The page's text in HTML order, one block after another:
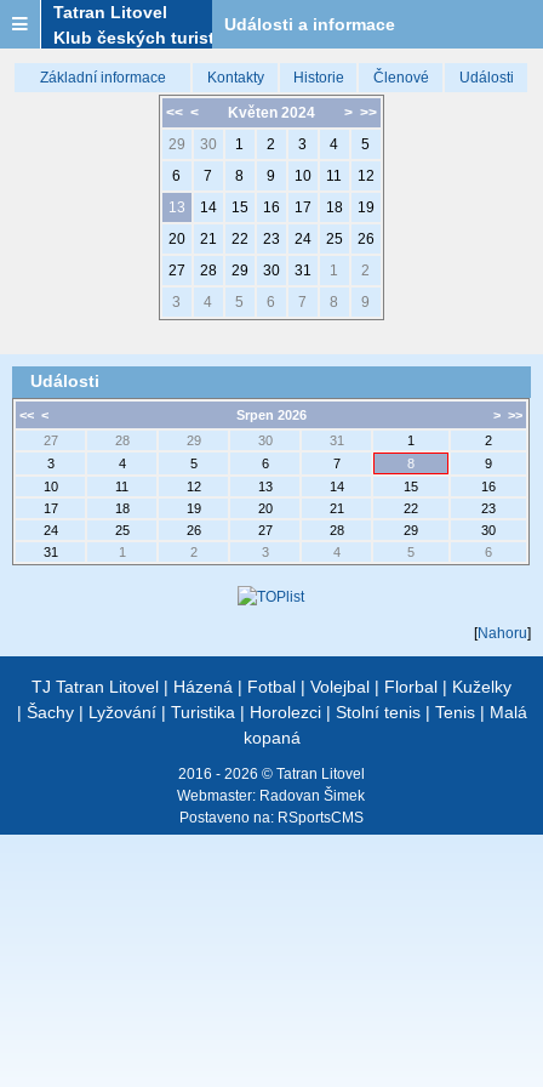
Tatran Litovel
Klub českých turistů
Události a informace
Základní informace Kontakty Historie Členové Události
<< < > >>
Květen 2024
29
30 1 2 3 4
5
6
7 8 9 10 11
12
13
14 15 16 17 18
19
20
21 22 23 24 25
26
27
28 29 30 31 1
2
3
4 5 6 7 8 9
Události
<< < > >>
Srpen 2026
27
28 29 30 31 1
2
3
4 5 6 7 8
9
10
11 12 13 14 15
16
17
18 19 20 21 22
23
24
25 26 27 28 29
30
31
1 2 3 4 5 6
[Nahoru]
TJ Tatran Litovel | Házená | Fotbal | Volejbal | Florbal | Kuželky
| Šachy| Lyžování| Turistika | Horolezci| Stolní tenis| Tenis| Malá
kopaná
2016 - 2026 © Tatran Litovel
Webmaster: Radovan Šimek
Postaveno na: RSportsCMS